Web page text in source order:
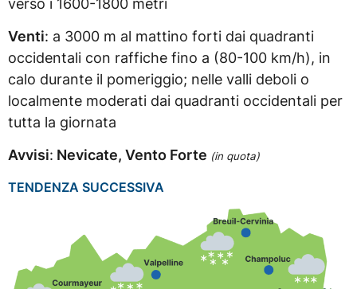
Venti: a 3000 m al mattino forti dai quadranti
occidentali con raffiche fino a (80-100 km/h), in
calo durante il pomeriggio; nelle valli deboli o
localmente moderati dai quadranti occidentali per
tutta la giornata
Avvisi: Nevicate, Vento Forte (in quota)
TENDENZA SUCCESSIVA